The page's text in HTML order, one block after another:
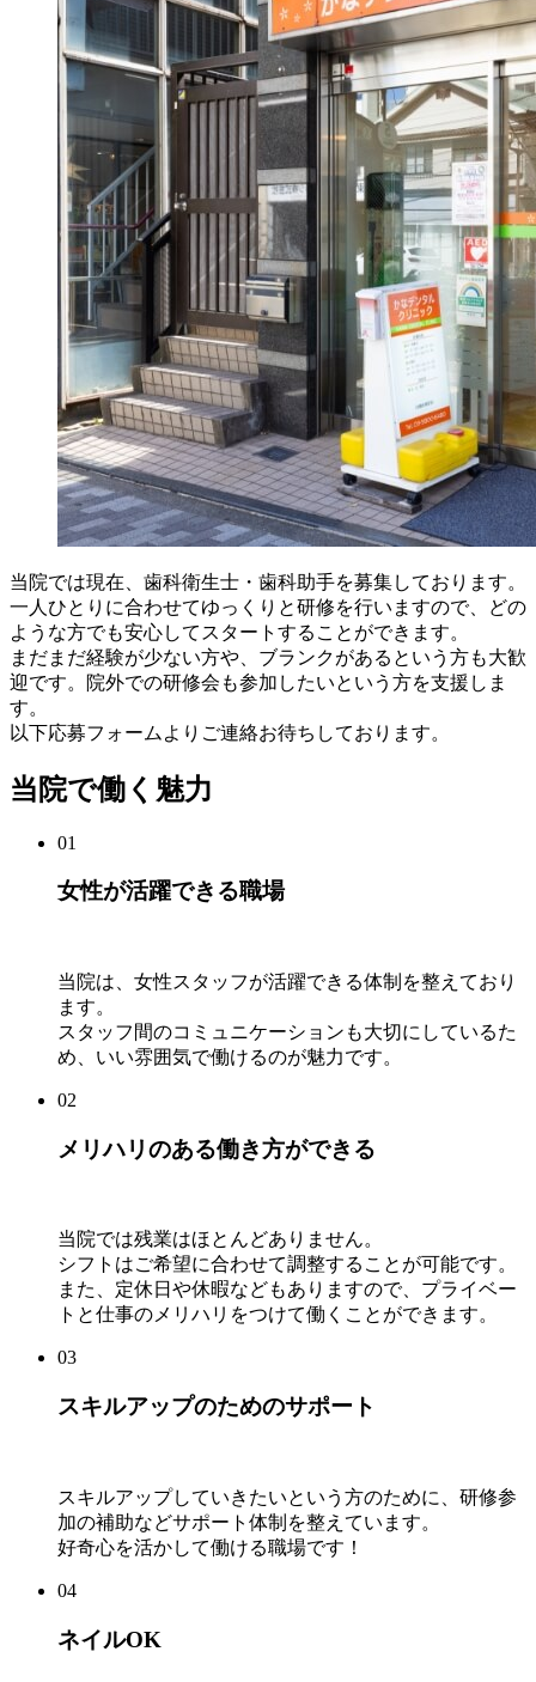
当院では現在、歯科衛生士・歯科助手を募集しております。
一人ひとりに合わせてゆっくりと研修を行いますので、どの
ような方でも安心してスタートすることができます。
まだまだ経験が少ない方や、ブランクがあるという方も大歓
迎です。院外での研修会も参加したいという方を支援しま
す。
以下応募フォームよりご連絡お待ちしております。
当院で働く魅力
01
女性が活躍できる職場
当院は、女性スタッフが活躍できる体制を整えており
ます。
スタッフ間のコミュニケーションも大切にしているた
め、いい雰囲気で働けるのが魅力です。
02
メリハリのある働き方ができる
当院では残業はほとんどありません。
シフトはご希望に合わせて調整することが可能です。
また、定休日や休暇などもありますので、プライベー
トと仕事のメリハリをつけて働くことができます。
03
スキルアップのためのサポート
スキルアップしていきたいという方のために、研修参
加の補助などサポート体制を整えています。
好奇心を活かして働ける職場です！
04
ネイルOK